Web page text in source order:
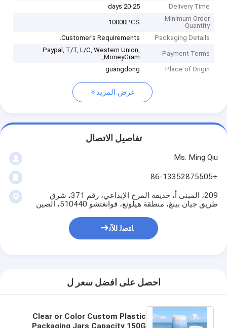
Delivery Time
20-25 days
Minimum Order
Quantity
10000PCS
Packaging Details
Customer's Requirements.
Payment Terms
Paypal, T/T, L/C, Western Union,
MoneyGram,
Place of Origin
guangdong
عرض المزيد
تفاصيل الاتصال
Ms. Ming Qiu
+86-13352875505
209، المبنى أ، حديقة المرح الإبداعي، رقم 371، شرق
طريق جيان بينغ، منطقة هيلونغ، قوانغتشو 510440، الصين
ﺎﺘﺼﻟ ﺍﻶﻧ
احصل على افضل سعر ل
Clear or Color Custom Plastic
Packaging Jars Capacity 150G